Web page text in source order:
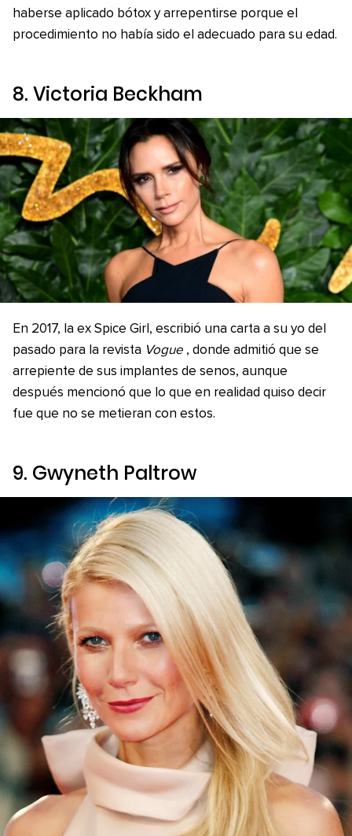
haberse aplicado bótox y arrepentirse porque el
procedimiento no había sido el adecuado para su edad.
8. Victoria Beckham
En 2017, la ex Spice Girl, escribió una carta a su yo del
pasado para la revista Vogue , donde admitió que se
arrepiente de sus implantes de senos, aunque
después mencionó que lo que en realidad quiso decir
fue que no se metieran con estos.
9. Gwyneth Paltrow